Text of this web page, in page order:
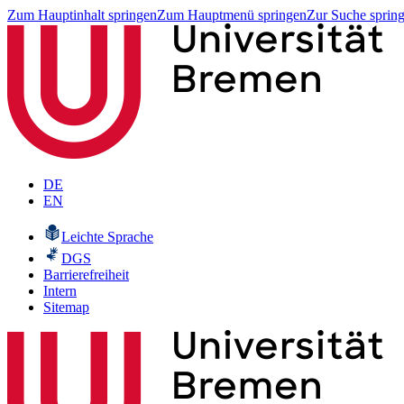
Zum Hauptinhalt springenZum Hauptmenü springenZur Suche
DE
EN
Leichte Sprache
DGS
Barrierefreiheit
Intern
Sitemap